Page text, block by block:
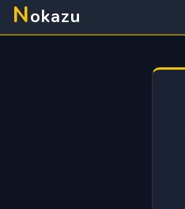
Nokazu